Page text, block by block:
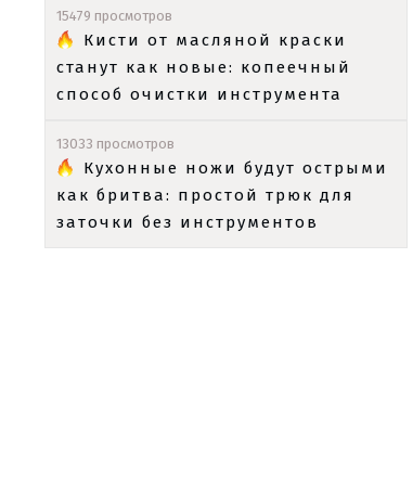
15479 просмотров
Кисти от масляной краски
станут как новые: копеечный
способ очистки инструмента
13033 просмотров
Кухонные ножи будут острыми
как бритва: простой трюк для
заточки без инструментов